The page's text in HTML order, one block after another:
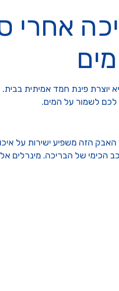
יוצרת פינת חמד אמיתית
הזה משפיע ישירות על
של הבריכה. מינרלים